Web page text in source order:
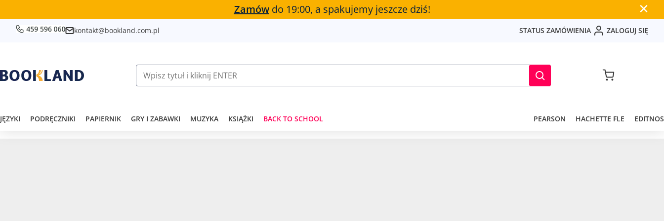
Zamówdo 19:00, a spakujemy jeszcze dziś! ✕
kontakt@bookland.com.pl STATUS ZAMÓWIENIA ZALOGUJ SIĘ
JĘZYKI PODRĘCZNIKI PAPIERNIK GRY I ZABAWKI MUZYKA KSIĄŻKI BACK TO SCHOOL PEARSON HACHETTE FLE EDITNOS